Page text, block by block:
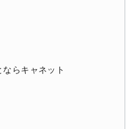
らキャネット